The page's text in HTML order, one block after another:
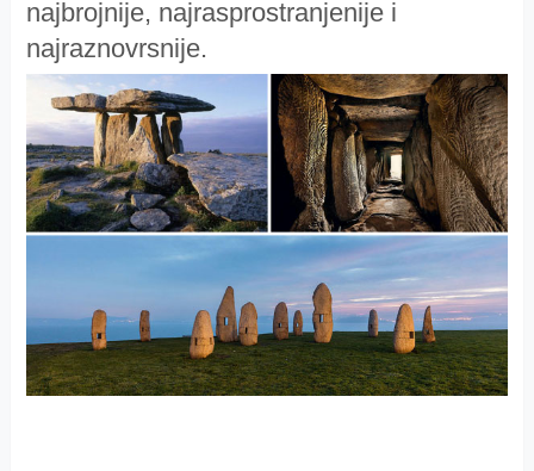
najbrojnije, najrasprostranjenije i
najraznovrsnije.